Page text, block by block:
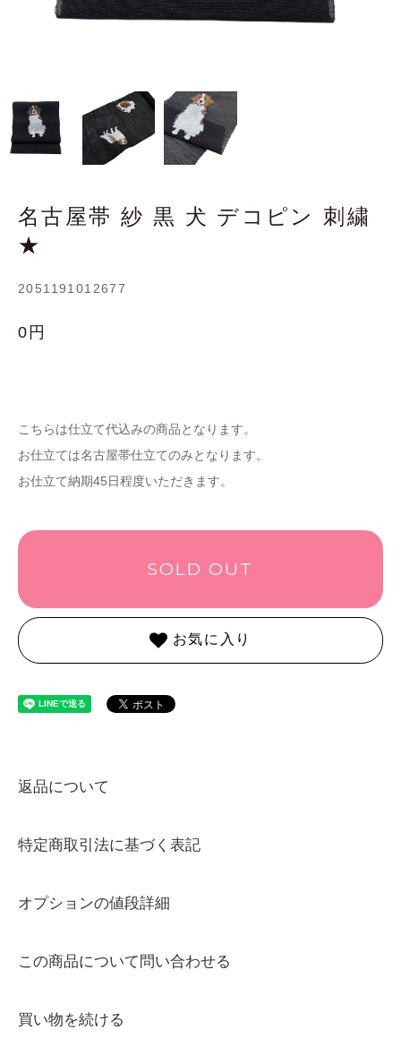
名古屋帯 紗 黒 犬 デコピン 刺繍
★
2051191012677
0円
こちらは仕立て代込みの商品となります。
お仕立ては名古屋帯仕立てのみとなります。
お仕立て納期45日程度いただきます。
SOLD OUT
お気に入り
返品について
特定商取引法に基づく表記
オプションの値段詳細
この商品について問い合わせる
買い物を続ける